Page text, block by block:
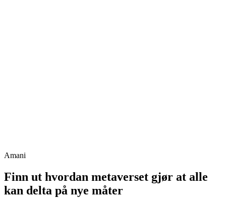
Amani
Finn ut hvordan metaverset gjør at alle
kan delta på nye måter